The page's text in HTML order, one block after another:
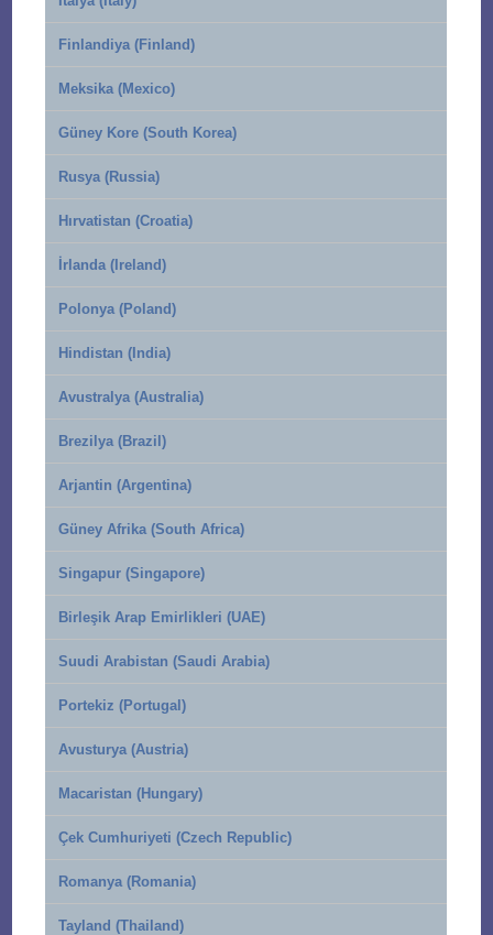
Finlandiya (Finland)
Meksika (Mexico)
Güney Kore (South Korea)
Rusya (Russia)
Hırvatistan (Croatia)
İrlanda (Ireland)
Polonya (Poland)
Hindistan (India)
Avustralya (Australia)
Brezilya (Brazil)
Arjantin (Argentina)
Güney Afrika (South Africa)
Singapur (Singapore)
Birleşik Arap Emirlikleri (UAE)
Suudi Arabistan (Saudi Arabia)
Portekiz (Portugal)
Avusturya (Austria)
Macaristan (Hungary)
Çek Cumhuriyeti (Czech Republic)
Romanya (Romania)
Tayland (Thailand)